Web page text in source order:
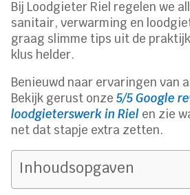
Bij Loodgieter Riel regelen we
sanitair, verwarming en
graag slimme tips uit de
klus helder.
Benieuwd naar ervaringen van
Bekijk gerust onze5/5 Google
loodgieterswerk in Riel en zie
net dat stapje extra zetten.
Inhoudsopgaven